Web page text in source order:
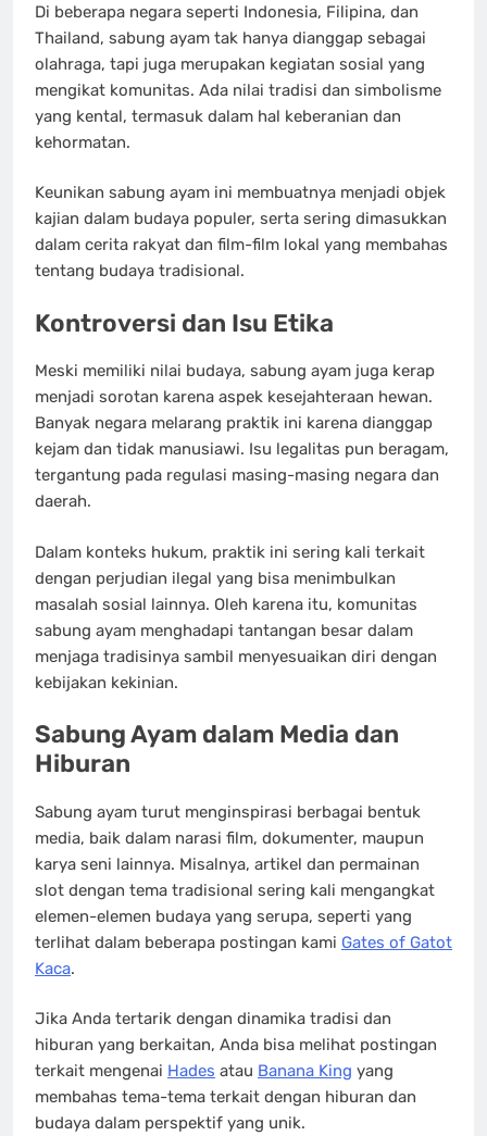
Di beberapa negara seperti Indonesia, Filipina, dan
Thailand, sabung ayam tak hanya dianggap sebagai
olahraga, tapi juga merupakan kegiatan sosial yang
mengikat komunitas. Ada nilai tradisi dan simbolisme
yang kental, termasuk dalam hal keberanian dan
kehormatan.
Keunikan sabung ayam ini membuatnya menjadi objek
kajian dalam budaya populer, serta sering dimasukkan
dalam cerita rakyat dan film-film lokal yang membahas
tentang budaya tradisional.
Kontroversi dan Isu Etika
Meski memiliki nilai budaya, sabung ayam juga kerap
menjadi sorotan karena aspek kesejahteraan hewan.
Banyak negara melarang praktik ini karena dianggap
kejam dan tidak manusiawi. Isu legalitas pun beragam,
tergantung pada regulasi masing-masing negara dan
daerah.
Dalam konteks hukum, praktik ini sering kali terkait
dengan perjudian ilegal yang bisa menimbulkan
masalah sosial lainnya. Oleh karena itu, komunitas
sabung ayam menghadapi tantangan besar dalam
menjaga tradisinya sambil menyesuaikan diri dengan
kebijakan kekinian.
Sabung Ayam dalam Media dan
Hiburan
Sabung ayam turut menginspirasi berbagai bentuk
media, baik dalam narasi film, dokumenter, maupun
karya seni lainnya. Misalnya, artikel dan permainan
slot dengan tema tradisional sering kali mengangkat
elemen-elemen budaya yang serupa, seperti yang
terlihat dalam beberapa postingan kami Gates of Gatot
Kaca.
Jika Anda tertarik dengan dinamika tradisi dan
hiburan yang berkaitan, Anda bisa melihat postingan
terkait mengenai Hades atau Banana King yang
membahas tema-tema terkait dengan hiburan dan
budaya dalam perspektif yang unik.